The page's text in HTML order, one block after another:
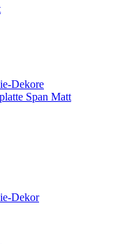
Dekore
Span Matt
Dekor